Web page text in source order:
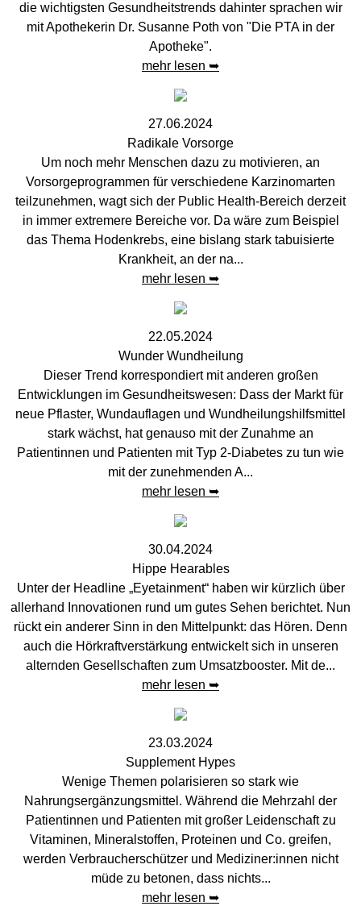
die wichtigsten Gesundheitstrends dahinter sprachen wir
mit Apothekerin Dr. Susanne Poth von "Die PTA in der
Apotheke".
mehr lesen ➥
27.06.2024
Radikale Vorsorge
Um noch mehr Menschen dazu zu motivieren, an
Vorsorgeprogrammen für verschiedene Karzinomarten
teilzunehmen, wagt sich der Public Health-Bereich derzeit
in immer extremere Bereiche vor. Da wäre zum Beispiel
das Thema Hodenkrebs, eine bislang stark tabuisierte
Krankheit, an der na...
mehr lesen ➥
22.05.2024
Wunder Wundheilung
Dieser Trend korrespondiert mit anderen großen
Entwicklungen im Gesundheitswesen: Dass der Markt für
neue Pflaster, Wundauflagen und Wundheilungshilfsmittel
stark wächst, hat genauso mit der Zunahme an
Patientinnen und Patienten mit Typ 2-Diabetes zu tun wie
mit der zunehmenden A...
mehr lesen ➥
30.04.2024
Hippe Hearables
Unter der Headline „Eyetainment“ haben wir kürzlich über
allerhand Innovationen rund um gutes Sehen berichtet. Nun
rückt ein anderer Sinn in den Mittelpunkt: das Hören. Denn
auch die Hörkraftverstärkung entwickelt sich in unseren
alternden Gesellschaften zum Umsatzbooster. Mit de...
mehr lesen ➥
23.03.2024
Supplement Hypes
Wenige Themen polarisieren so stark wie
Nahrungsergänzungsmittel. Während die Mehrzahl der
Patientinnen und Patienten mit großer Leidenschaft zu
Vitaminen, Mineralstoffen, Proteinen und Co. greifen,
werden Verbraucherschützer und Mediziner:innen nicht
müde zu betonen, dass nichts...
mehr lesen ➥